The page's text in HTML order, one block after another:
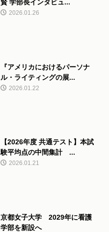
賢 学部長インタビュ...
2026.01.26
『アメリカにおけるパーソナ
ル・ライティングの展...
2026.01.22
【2026年度 共通テスト】本試
験平均点の中間集計 ...
2026.01.21
京都女子大学 2029年に看護
学部を新設へ